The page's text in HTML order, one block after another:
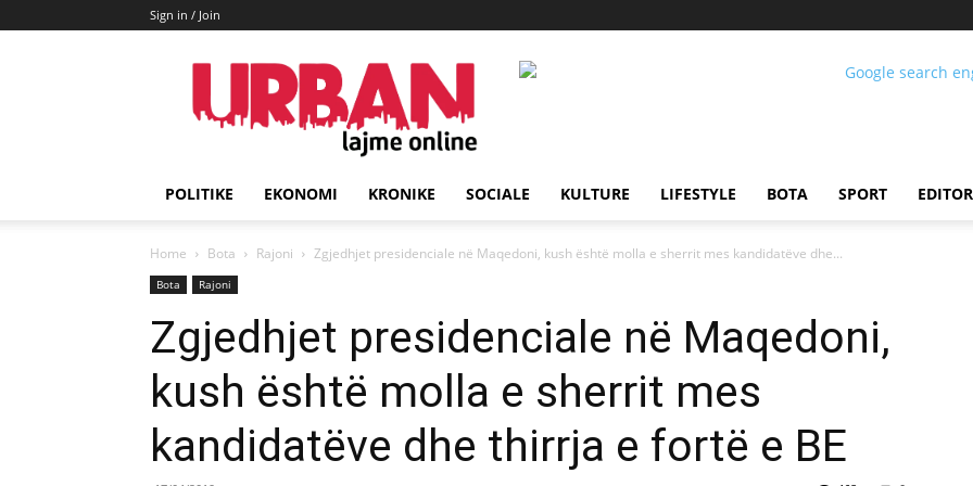
Sign in / Join
URBAN
Lajme
POLITIKE EKONOMI KRONIKE SOCIALE KULTURE LIFESTYLE BOTA SPORT
Home Bota Rajoni Zgjedhjet presidenciale në Maqedoni, kush është molla e sherrit mes kandidatëve dhe...
Bota Rajoni
Zgjedhjet presidenciale në Maqedoni,
kush është molla e sherrit mes
kandidatëve dhe thirrja e fortë e BE